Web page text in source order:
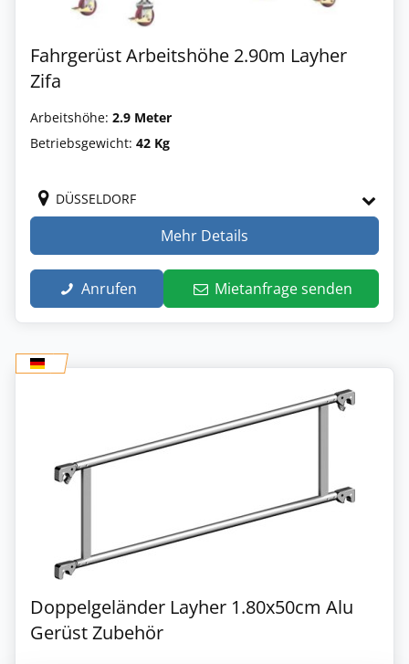
Fahrgerüst Arbeitshöhe 2.90m Layher
Zifa
Arbeitshöhe: 2.9 Meter
Betriebsgewicht: 42 Kg
DÜSSELDORF
Mehr Details
Anrufen Mietanfrage senden
Doppelgeländer Layher 1.80x50cm Alu
Gerüst Zubehör